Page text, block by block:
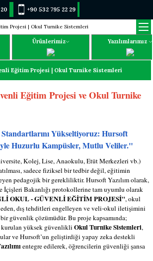
+90 532 795 22 29
Ürünlerimiz Yazılımlarımız
Eğitim Projesi | Okul Turnike Sistemleri
Eğitim Projesi ve Okul Turnike
Yükseltiyoruz: Hursoft
Huzurlu Kampüsler, Mutlu Veliler."
Kolej, Lise, Anaokulu, Etüt Merkezleri vb.)
sadece fiziksel bir tedbir değil, eğitimin
pedagojik bir gerekliliktir. Hursoft Yazılım olarak,
İçişleri Bakanlığı protokollerine tam uyumlu olarak
OKUL - GÜVENLİ EĞİTİM PROJESİ", okul
eden, dış tehditleri engelleyen ve veli-okul iletişimini
güvenlik çözümüdür.Bu proje kapsamında;
kurulan yüksek güvenlikli Okul Turnike Sistemleri,
ve Hursoft’un geliştirdiği yapay zeka destekli
entegre edilerek, öğrencilerin güvenliği şansa